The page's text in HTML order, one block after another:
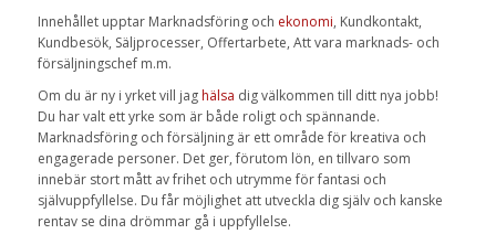
Innehållet upptar Marknadsföring och ekonomi, Kundkontakt,
Kundbesök, Säljprocesser, Offertarbete, Att vara marknads- och
försäljningschef m.m.
Om du är ny i yrket vill jag hälsa dig välkommen till ditt nya jobb!
Du har valt ett yrke som är både roligt och spännande.
Marknadsföring och försäljning är ett område för kreativa och
engagerade personer. Det ger, förutom lön, en tillvaro som
innebär stort mått av frihet och utrymme för fantasi och
självuppfyllelse. Du får möjlighet att utveckla dig själv och kanske
rentav se dina drömmar gå i uppfyllelse.